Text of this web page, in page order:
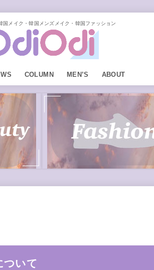
国メイク・韓国メンズメイク・韓国ファッション
COLUMN MEN’S ABOUT
ついて